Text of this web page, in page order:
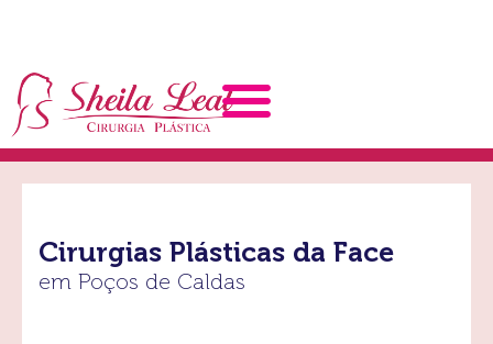
Cirurgias Plásticas da Face
em Poços de Caldas